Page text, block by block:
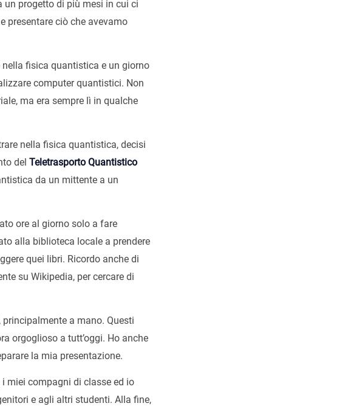
un progetto di più mesi in cui ci
presentare ciò che avevamo
fisica quantistica e un giorno
computer quantistici. Non
ma era sempre lì in qualche
nella fisica quantistica, decisi
del Teletrasporto Quantistico
da un mittente a un
ore al giorno solo a fare
alla biblioteca locale a prendere
quei libri. Ricordo anche di
su Wikipedia, per cercare di
a mano. Questi
orgoglioso a tutt’oggi. Ho anche
la mia presentazione.
miei compagni di classe ed io
e agli altri studenti. Alla fine,